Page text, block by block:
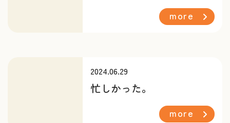
more
2024.06.29
忙しかった。
more